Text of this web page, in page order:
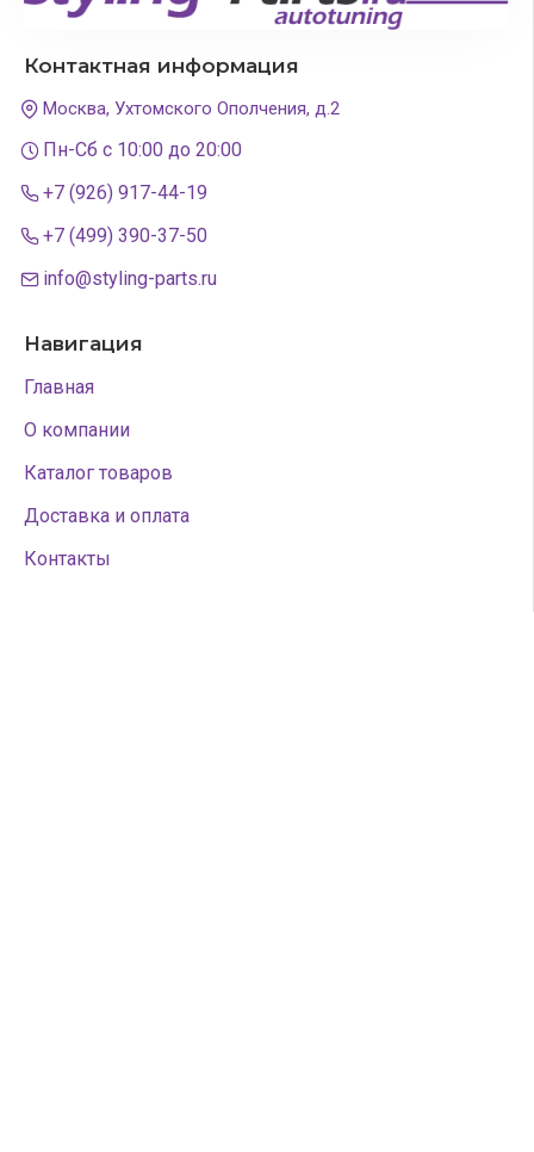
Контактная информация
Москва, Ухтомского Ополчения, д.2
Пн-Сб с 10:00 до 20:00
+7 (926) 917-44-19
+7 (499) 390-37-50
info@styling-parts.ru
Навигация
Главная
О компании
Каталог товаров
Доставка и оплата
Контакты